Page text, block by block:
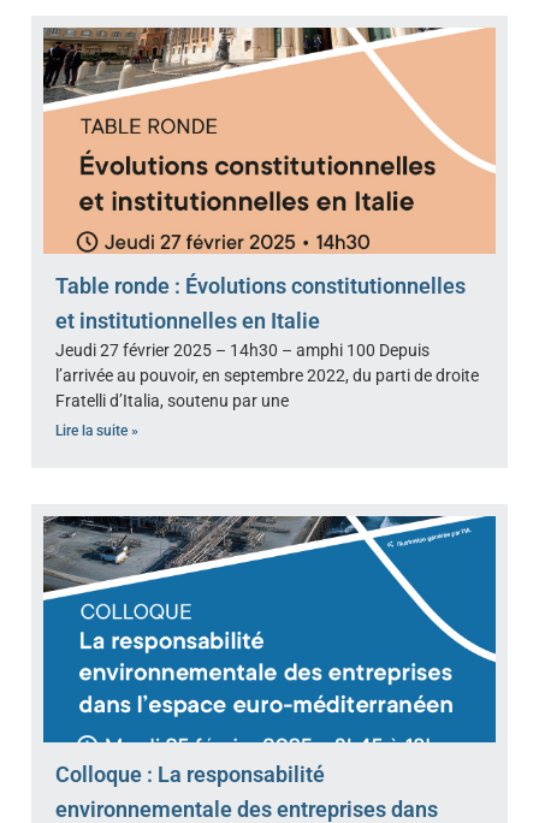
Table ronde : Évolutions constitutionnelles
et institutionnelles en Italie
Jeudi 27 février 2025 – 14h30 – amphi 100 Depuis
l’arrivée au pouvoir, en septembre 2022, du parti de droite
Fratelli d’Italia, soutenu par une
Lire la suite »
Colloque : La responsabilité
environnementale des entreprises dans